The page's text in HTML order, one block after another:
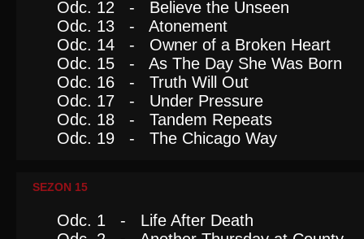
Odc. 12 - Believe the Unseen
Odc. 13 - Atonement
Odc. 14 - Owner of a Broken Heart
Odc. 15 - As The Day She Was Born
Odc. 16 - Truth Will Out
Odc. 17 - Under Pressure
Odc. 18 - Tandem Repeats
Odc. 19 - The Chicago Way
SEZON 15
Odc. 1 - Life After Death